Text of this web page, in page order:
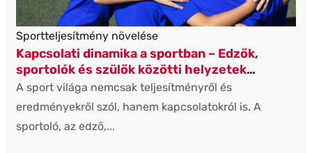
Sportteljesítmény növelése
Kapcsolati dinamika a sportban – Edzők,
sportolók és szülők közötti helyzetek
reflektív feldolgozása
A sport világa nemcsak teljesítményről és
eredményekről szól, hanem kapcsolatokról is. A
sportoló, az edző,...